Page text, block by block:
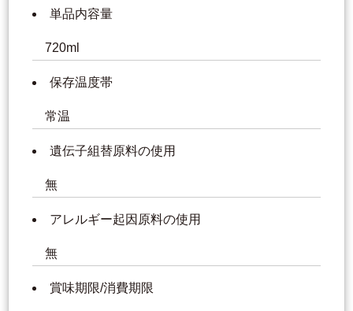
単品内容量
720ml
保存温度帯
常温
遺伝子組替原料の使用
無
アレルギー起因原料の使用
無
賞味期限/消費期限